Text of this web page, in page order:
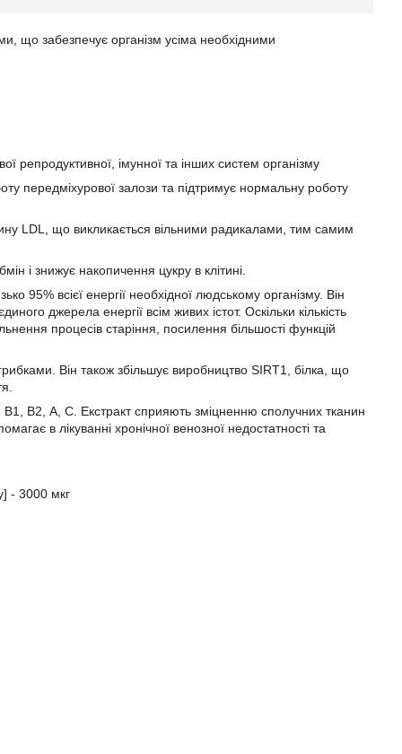
що забезпечує організм усіма необхідними
репродуктивної, імунної та інших систем організму
передміхурової залози та підтримує нормальну роботу
LDL, що викликається вільними радикалами, тим самим
і знижує накопичення цукру в клітині.
95% всієї енергії необхідної людському організму. Він
джерела енергії всім живих істот. Оскільки кількість
процесів старіння, посилення більшості функцій
Він також збільшує виробництво SIRT1, білка, що
В1, В2, А, С. Екстракт сприяють зміцненню сполучних тканин
в лікуванні хронічної венозної недостатності та
- 3000 мкг